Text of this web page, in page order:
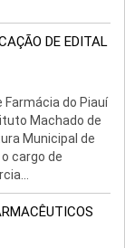
DE EDITAL
Farmácia do Piauí
Machado de
Municipal de
cargo de